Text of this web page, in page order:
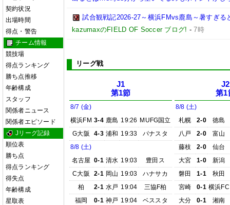
契約状況
出場時間
得点・警告
チーム情報
競技場
得点ランキング
勝ち点推移
年齢構成
スタッフ
関係者ニュース
関係者エピソード
Jリーグ記録
順位表
勝ち点
得点ランキング
得失点
年齢構成
星取表
試合観戦記2026-27～横浜FMvs鹿島～暑すぎ
kazumaxのFIELD OF Soccer ブログ! -7時
リーグ戦
J1
第1節
8/7 (金)
横浜FM 3-4 鹿島 19:26 MUFG国立
G大阪
4-3 浦和 19:33
パナスタ
8/8 (土)
名古屋 0-1 清水 19:03
豊田ス
C大阪
2-1 岡山 19:03
ハナサカ
柏
2-1 水戸 19:04
三協F柏
福岡
0-1 神戸 19:04
ベススタ
J2
第1
8/8 (土)
札幌
2-0
徳島
八戸
2-0
富山
藤枝
2-0
仙台
大宮
1-0
新潟
磐田
1-1
秋田
宮崎
0-1 横浜FC
大分
0-1
湘南